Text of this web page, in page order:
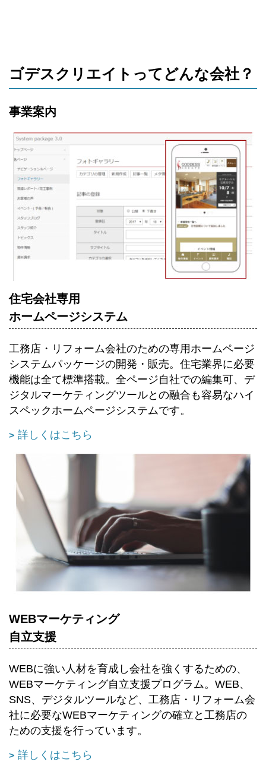
ゴデスクリエイトってどんな会社？
事業案内
住宅会社専用
ホームページシステム
工務店・リフォーム会社のための専用ホームページ
システムパッケージの開発・販売。住宅業界に必要
機能は全て標準搭載。全ページ自社での編集可、デ
ジタルマーケティングツールとの融合も容易なハイ
スペックホームページシステムです。
詳しくはこちら
WEBマーケティング
自立支援
WEBに強い人材を育成し会社を強くするための、
WEBマーケティング自立支援プログラム。WEB、
SNS、デジタルツールなど、工務店・リフォーム会
社に必要なWEBマーケティングの確立と工務店の
ための支援を行っています。
詳しくはこちら